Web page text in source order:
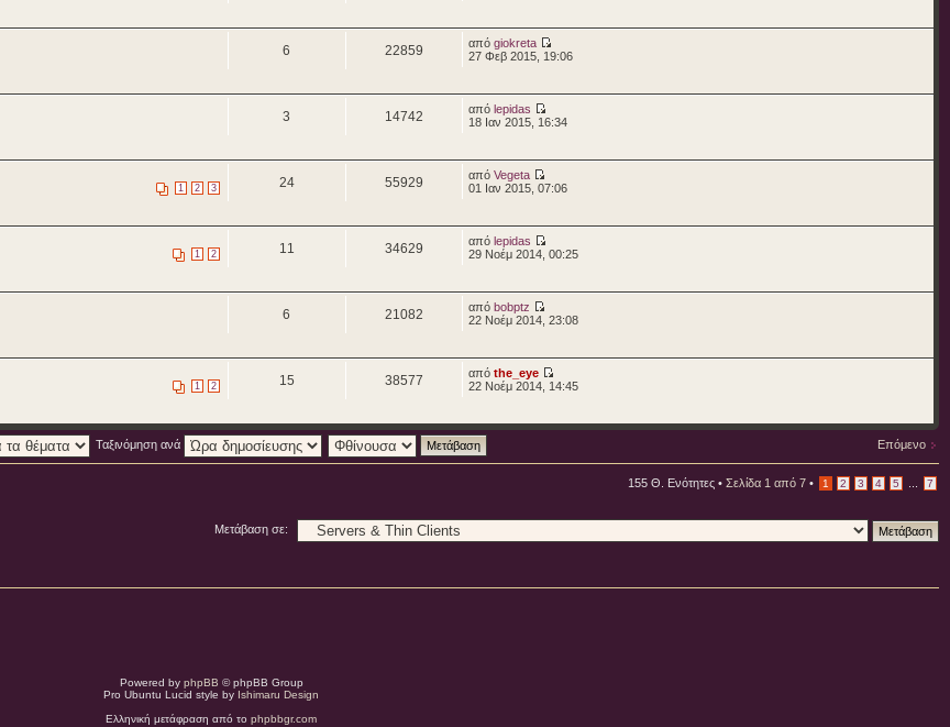
6 22859 από giokreta
27 Φεβ 2015, 19:06
3 14742 από lepidas
18 Ιαν 2015, 16:34
1 2 3 24 55929 από Vegeta
01 Ιαν 2015, 07:06
1 2 11 34629 από lepidas
29 Νοέμ 2014, 00:25
6 21082 από bobptz
22 Νοέμ 2014, 23:08
1 2 15 38577 από the_eye
22 Νοέμ 2014, 14:45
Επόμενο
Ταξινόμηση ανά
155 Θ. Ενότητες • Σελίδα 1 από 7 • 1 2 3 4 5 7
Μετάβαση σε:
Powered by phpBB © phpBB Group
Pro Ubuntu Lucid style by Ishimaru Design
Ελληνική μετάφραση από το phpbbgr.com